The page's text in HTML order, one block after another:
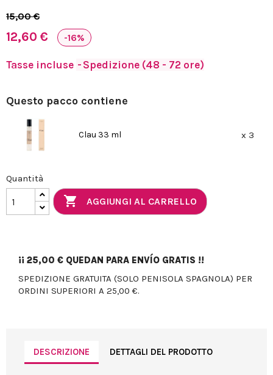
15,00 €
12,60 € -16%
Tasse incluse Spedizione (48 - 72 ore)
Questo pacco contiene
Clau 33 ml x 3
Quantità
 AGGIUNGI AL CARRELLO
¡¡ 25,00 € QUEDAN PARA ENVÍO GRATIS !!
SPEDIZIONE GRATUITA (SOLO PENISOLA SPAGNOLA) PER
ORDINI SUPERIORI A 25,00 €.
DESCRIZIONE DETTAGLI DEL PRODOTTO